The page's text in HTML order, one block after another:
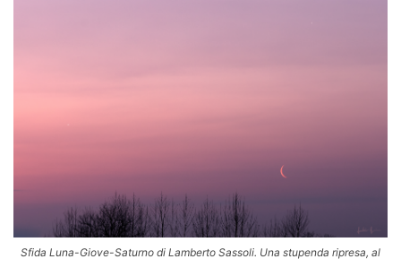
Sfida Luna-Giove-Saturno di Lamberto Sassoli. Una stupenda ripresa, al